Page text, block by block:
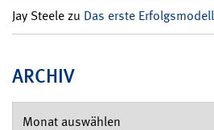
Jay Steelezu Das erste
ARCHIV